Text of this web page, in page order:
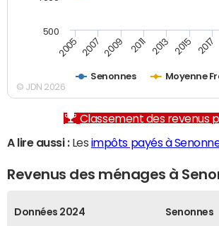
Senonnes Moyenne
2005 2007 2009 2011 2013 2015 2017
500
© JDN 2026
Classement des revenus
A lire aussi :Les impôts payés à
Revenus des ménages à
Données 2024 Senonnes